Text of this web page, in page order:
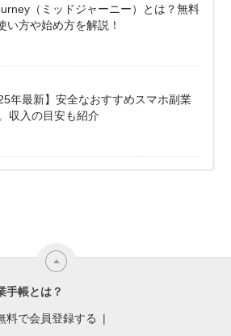
（ミッドジャーニー）とは？無料
い方や始め方を解説！
年最新】安全なおすすめスマホ副業
収入の目安も紹介
手帳とは？
料で会員登録する